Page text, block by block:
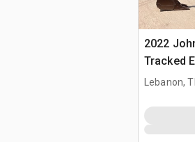
2022
Tracked
Lebanon,